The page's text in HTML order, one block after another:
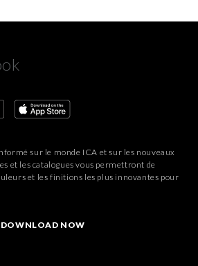
che installano i cookie tramite il
in maniera del tutto autonoma i
"Cookie Policy - Impostazioni
inibendo l'utilizzo delle diverse
sul nostro sito.
l’Informativa Privacy.
sur le monde ICA et sur les nouveaux
et les catalogues vous permettront de
et les finitions les plus innovantes pour
DOWNLOAD NOW